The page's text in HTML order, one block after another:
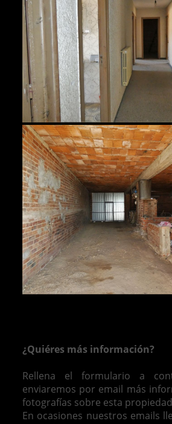
¿Quiéres más información?
Rellena el formulario a
enviaremos por email más
fotografías sobre esta
En ocasiones nuestros emails